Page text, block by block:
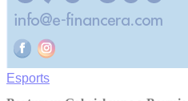
Esports